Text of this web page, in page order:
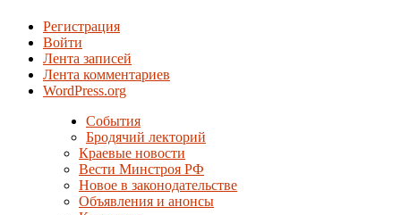
Регистрация
Войти
Лента записей
Лента комментариев
WordPress.org
События
Бродячий лекторий
Краевые новости
Вести Минстроя РФ
Новое в законодательстве
Объявления и анонсы